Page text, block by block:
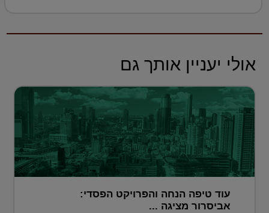
אולי יעניין אותך גם
עוד טיפה הנחה והפרויקט הפסדי:
אביסרור מציגה ...